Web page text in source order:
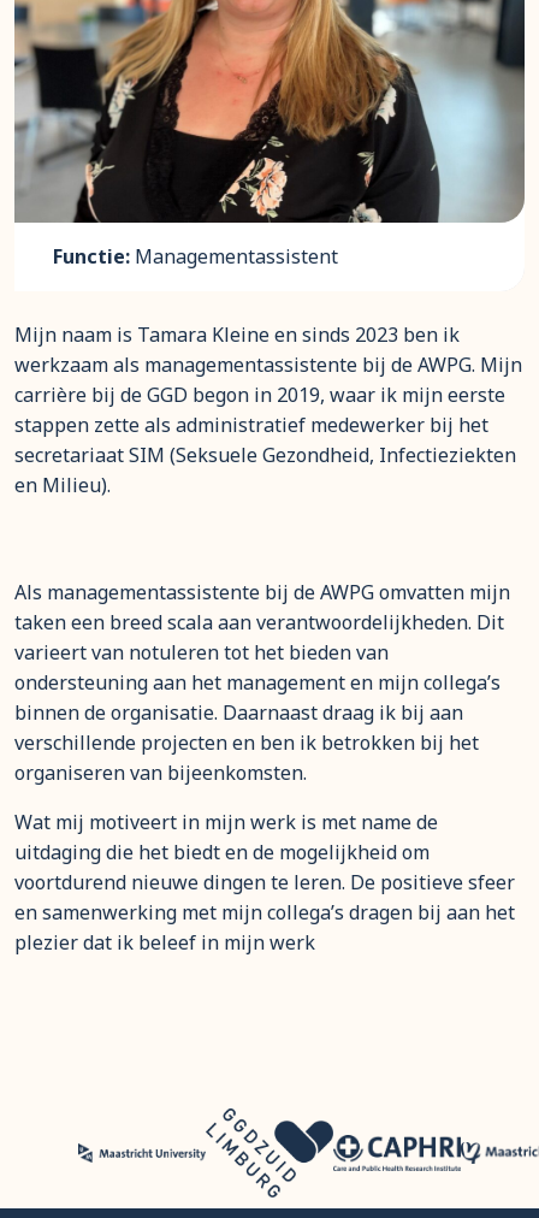
Mijn naam is Tamara Kleine en sinds 2023 ben ik
werkzaam als managementassistente bij de AWPG. Mijn
carrière bij de GGD begon in 2019, waar ik mijn eerste
stappen zette als administratief medewerker bij het
secretariaat SIM (Seksuele Gezondheid, Infectieziekten
en Milieu).
Functie: Managementassistent
Als managementassistente bij de AWPG omvatten mijn
taken een breed scala aan verantwoordelijkheden. Dit
varieert van notuleren tot het bieden van
ondersteuning aan het management en mijn collega’s
binnen de organisatie. Daarnaast draag ik bij aan
verschillende projecten en ben ik betrokken bij het
organiseren van bijeenkomsten.
Wat mij motiveert in mijn werk is met name de
uitdaging die het biedt en de mogelijkheid om
voortdurend nieuwe dingen te leren. De positieve sfeer
en samenwerking met mijn collega’s dragen bij aan het
plezier dat ik beleef in mijn werk